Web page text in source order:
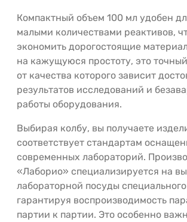
Компактный объем 100 мл удобен
малыми количествами реактивов,
экономить дорогостоящие
на кажущуюся простоту, это
от качества которого зависит
результатов исследований и
работы оборудования.
Выбирая колбу, вы получаете
соответствует стандартам
современных лабораторий.
«Лаборио» специализируется на
лабораторной посуды
гарантируя воспроизводимость
партии к партии. Это особенно